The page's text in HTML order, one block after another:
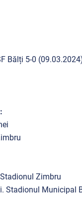
Bălți 5-0
Zimbru
Stadionul Municipal